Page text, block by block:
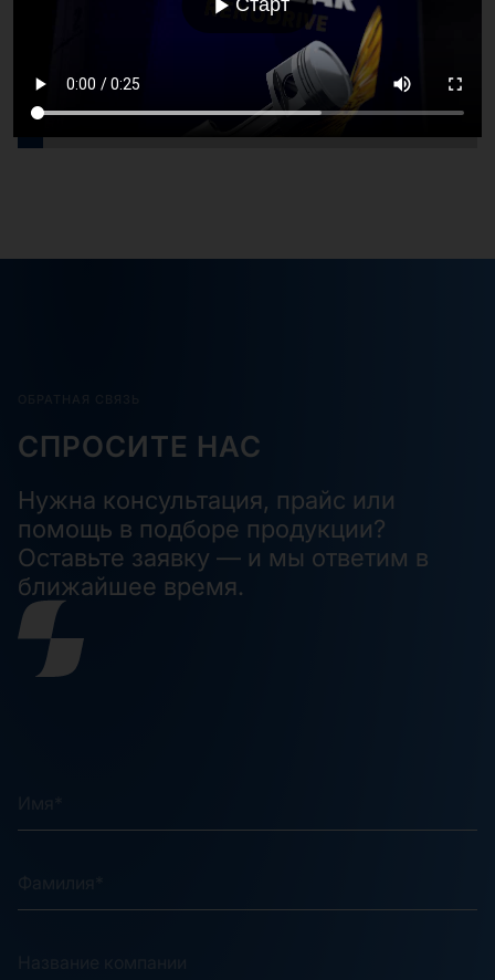
RENOFLUID EPG 460 PLUS
Масло с высокой устойчивостью к старению и
отличной моющей способностью для
промышленных зубчатых передач
СПРОСИТЕ НАС
Нужна консультация, прайс или
помощь в подборе продукции?
Оставьте заявку — и мы ответим в
ближайшее время.
Старт